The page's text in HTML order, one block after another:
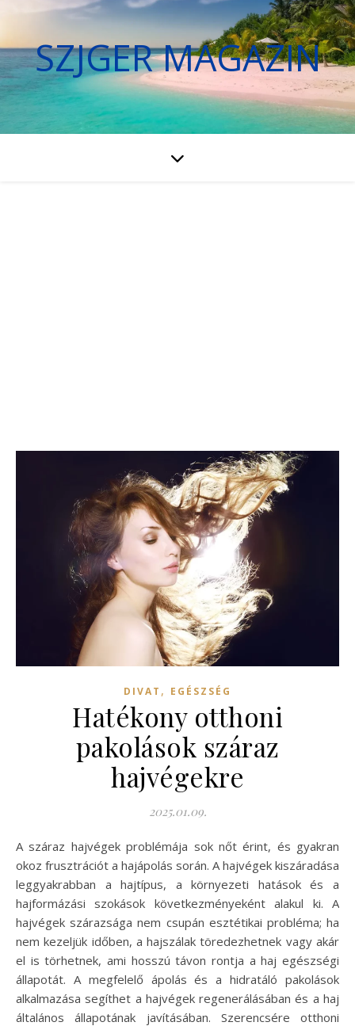
SZJGER MAGAZIN
DIVAT , EGÉSZSÉG
Hatékony otthoni
pakolások száraz
hajvégekre
2025.01.09.
A száraz hajvégek problémája sok nőt érint, és gyakran
okoz frusztrációt a hajápolás során. A hajvégek kiszáradása
leggyakrabban a hajtípus, a környezeti hatások és a
hajformázási szokások következményeként alakul ki. A
hajvégek szárazsága nem csupán esztétikai probléma; ha
nem kezeljük időben, a hajszálak töredezhetnek vagy akár
el is törhetnek, ami hosszú távon rontja a haj egészségi
állapotát. A megfelelő ápolás és a hidratáló pakolások
alkalmazása segíthet a hajvégek regenerálásában és a haj
általános állapotának javításában. Szerencsére otthoni